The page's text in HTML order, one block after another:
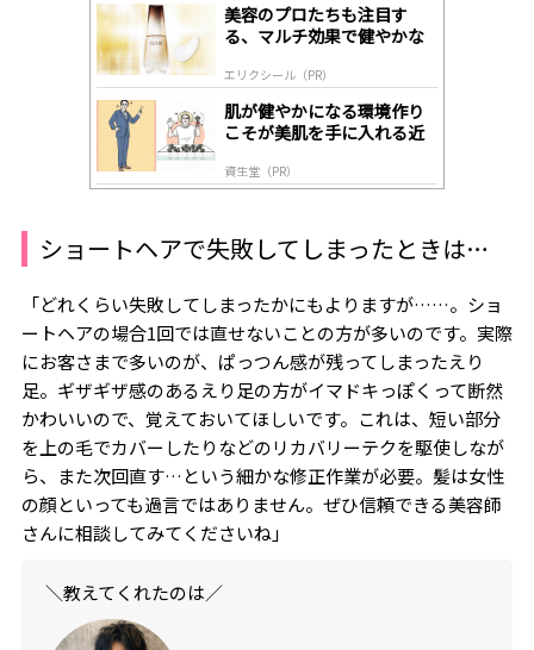
美容のプロたちも注目す
る、マルチ効果で健やかな
エリクシール（PR）
肌が健やかになる環境作り
こそが美肌を手に入れる近
資生堂（PR）
ショートヘアで失敗してしまったときは…
「どれくらい失敗してしまったかにもよりますが……。ショ
ートヘアの場合1回では直せないことの方が多いのです。実際
にお客さまで多いのが、ぱっつん感が残ってしまったえり
足。ギザギザ感のあるえり足の方がイマドキっぽくって断然
かわいいので、覚えておいてほしいです。これは、短い部分
を上の毛でカバーしたりなどのリカバリーテクを駆使しなが
ら、また次回直す…という細かな修正作業が必要。髪は女性
の顔といっても過言ではありません。ぜひ信頼できる美容師
さんに相談してみてくださいね」
＼教えてくれたのは／